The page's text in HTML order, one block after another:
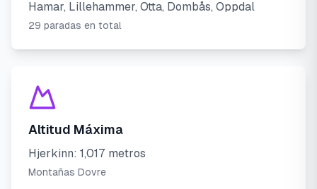
Hamar, Lillehammer, Otta, Dombås, Oppdal
29 paradas en total
Altitud Máxima
Hjerkinn: 1,017 metros
Montañas Dovre